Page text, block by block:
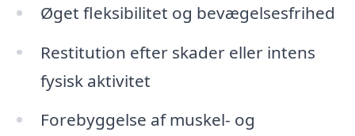
Øget fleksibilitet og bevægelsesfrihed
Restitution efter skader eller intens
fysisk aktivitet
Forebyggelse af muskel- og